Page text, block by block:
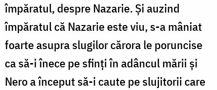
împăratul, despre Nazarie. Şi auzind
împăratul că Nazarie este viu, s-a mâniat
foarte asupra slugilor cărora le poruncise
ca să-i înece pe sfinţi în adâncul mării şi
Nero a început să-i caute pe slujitorii care